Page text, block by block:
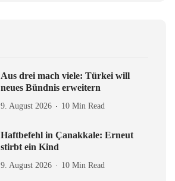
Aus drei mach viele: Türkei will
neues Bündnis erweitern
9. August 2026 10 Min Read
Haftbefehl in Çanakkale: Erneut
stirbt ein Kind
9. August 2026 10 Min Read